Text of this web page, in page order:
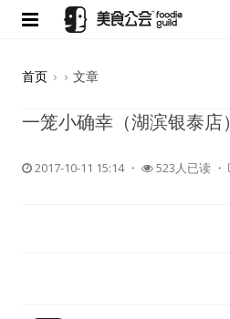
首页 › › 文章
一笼小确幸（湖滨银泰店）
2017-10-11 15:14・ 523人已读 ・